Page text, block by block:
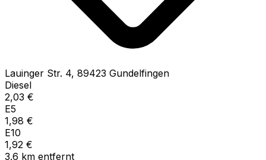
Lauinger Str. 4, 89423 Gundelfingen
Diesel
2,03 €
E5
1,98 €
E10
1,92 €
3.6 km entfernt